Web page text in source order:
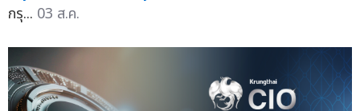
กรุ... 03 ส.ค.